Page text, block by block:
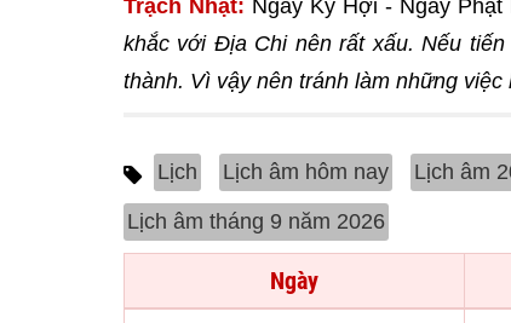
Trạch Nhật: Ngày Kỷ Hợi - Ngày
khắc với Địa Chi nên rất xấu. Nếu
thành. Vì vậy nên tránh làm những việc
Lịch Lịch âm hôm nay Lịch âm
Lịch âm tháng 9 năm 2026
Ngày